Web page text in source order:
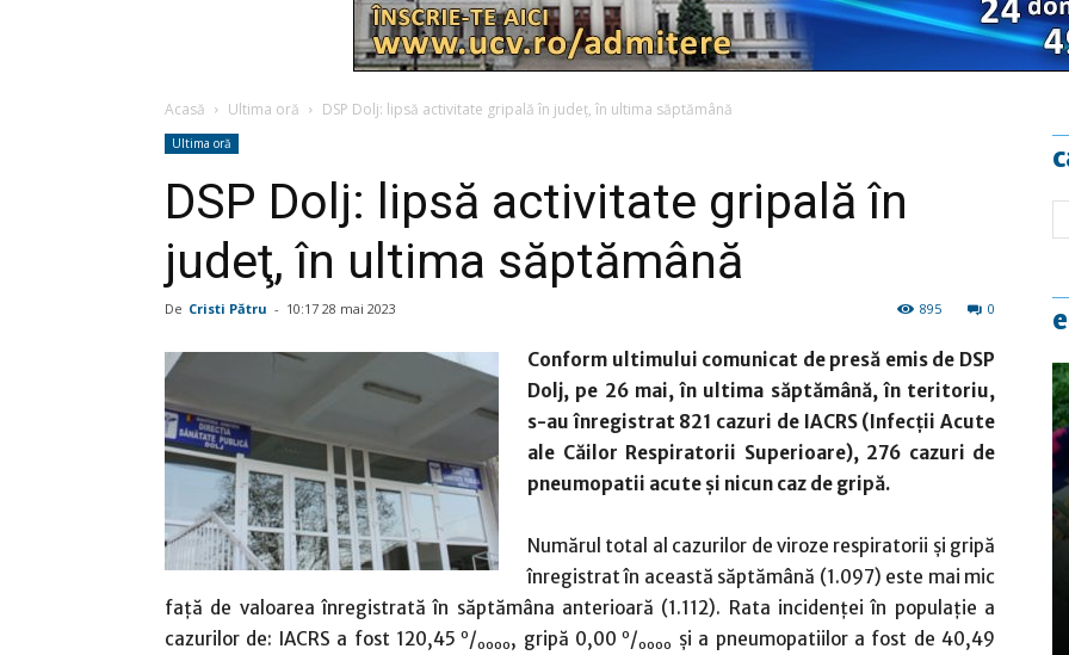
Libertăţii
Acasă Ultima oră DSP Dolj: lipsă activitate gripală în judeţ, în ultima săptămână
Ultima oră
DSP Dolj: lipsă activitate gripală în
judeţ, în ultima săptămână
De Cristi Pătru - 10:17 28 mai 2023 0
895
Conform ultimului comunicat de presă emis de DSP
Dolj, pe 26 mai, în ultima săptămână, în teritoriu,
s-au înregistrat 821 cazuri de IACRS (Infecţii Acute
ale Căilor Respiratorii Superioare), 276 cazuri de
pneumopatii acute şi nicun caz de gripă.
Numărul total al cazurilor de viroze respiratorii şi gripă
înregistrat în această săptămână (1.097) este mai mic
faţă de valoarea înregistrată în săptămâna anterioară (1.112). Rata incidenţei în populaţie a
cazurilor de: IACRS a fost 120,45 o/oooo, gripă 0,00 o/oooo şi a pneumopatiilor a fost de 40,49